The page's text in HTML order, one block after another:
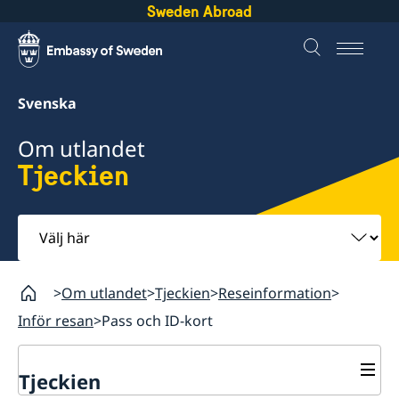
Sweden Abroad
Svenska
Om utlandet
Tjeckien
Välj
här
Om utlandet Tjeckien Reseinformation
Inför resan Pass och ID-kort
Tjeckien